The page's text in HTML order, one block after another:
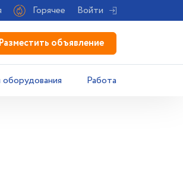
Горячее Войти
Разместить объявление
Работа